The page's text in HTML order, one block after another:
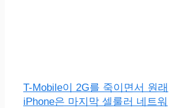
T-Mobile이 2G를 죽이면서 원래
iPhone은 마지막 셀룰러 네트워